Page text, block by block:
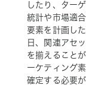
したり、ター
統計や市場適
要素を計画し
日、関連アセ
を揃えること
ーケティング
確定する必要